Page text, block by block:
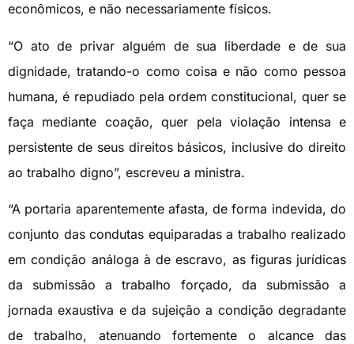
econômicos, e não necessariamente físicos.
“O ato de privar alguém de sua liberdade e de sua
dignidade, tratando-o como coisa e não como pessoa
humana, é repudiado pela ordem constitucional, quer se
faça mediante coação, quer pela violação intensa e
persistente de seus direitos básicos, inclusive do direito
ao trabalho digno”, escreveu a ministra.
“A portaria aparentemente afasta, de forma indevida, do
conjunto das condutas equiparadas a trabalho realizado
em condição análoga à de escravo, as figuras jurídicas
da submissão a trabalho forçado, da submissão a
jornada exaustiva e da sujeição a condição degradante
de trabalho, atenuando fortemente o alcance das